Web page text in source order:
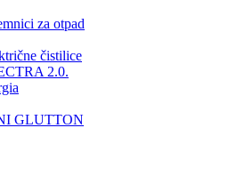
za otpad
čistilice
2.0.
GLUTTON